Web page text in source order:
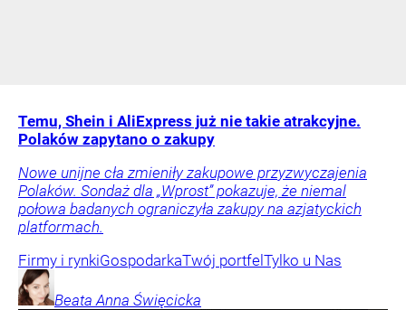
Temu, Shein i AliExpress już nie takie atrakcyjne.
Polaków zapytano o zakupy
Nowe unijne cła zmieniły zakupowe przyzwyczajenia
Polaków. Sondaż dla „Wprost” pokazuje, że niemal
połowa badanych ograniczyła zakupy na azjatyckich
platformach.
Firmy i rynkiGospodarkaTwój portfel Tylko u Nas
Beata Anna Święcicka